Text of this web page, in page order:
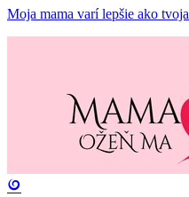
Moja mama varí lepšie ako tvoja